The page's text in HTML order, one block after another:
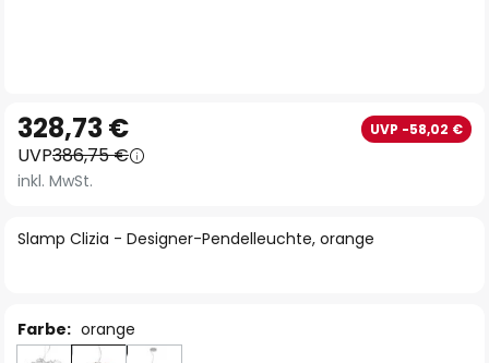
Anfang
der
Bildgalerie
Slamp Clizia - Designer-Pendelleuchte, orange
328,73 € UVP -58,02 €
UVP386,75 €
inkl. MwSt.
Farbe: orange